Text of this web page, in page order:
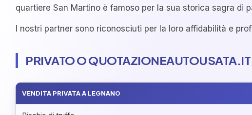
quartiere San Martino è famoso per la sua storica sagra di
I nostri partner sono riconosciuti per la loro affidabilità e
PRIVATO O
VENDITA PRIVATA A LEGNANO